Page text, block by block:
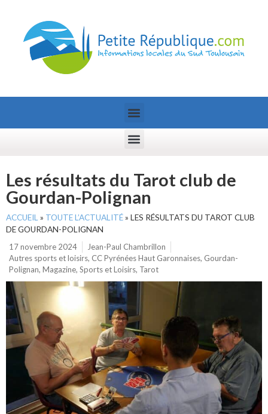
Les résultats du Tarot club de
Gourdan-Polignan
ACCUEIL » TOUTE L’ACTUALITÉ» LES RÉSULTATS DU TAROT CLUB
DE GOURDAN-POLIGNAN
17 novembre 2024
Jean-Paul Chambrillon
Autres sports et loisirs, CC Pyrénées Haut Garonnaises, Gourdan-
Polignan, Magazine, Sports et Loisirs, Tarot